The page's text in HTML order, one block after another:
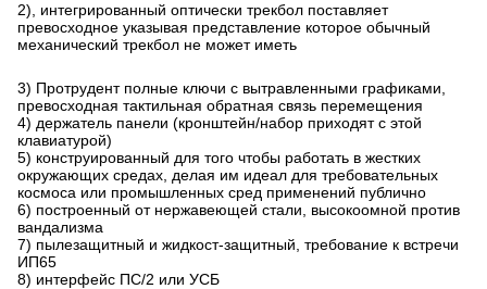
2), интегрированный оптически трекбол поставляет
превосходное указывая представление которое обычный
механический трекбол не может иметь
3) Протрудент полные ключи с вытравленными графиками,
превосходная тактильная обратная связь перемещения
4) держатель панели (кронштейн/набор приходят с этой
клавиатурой)
5) конструированный для того чтобы работать в жестких
окружающих средах, делая им идеал для требовательных
космоса или промышленных сред применений публично
6) построенный от нержавеющей стали, высокоомной против
вандализма
7) пылезащитный и жидкост-защитный, требование к встречи
ИП65
8) интерфейс ПС/2 или УСБ